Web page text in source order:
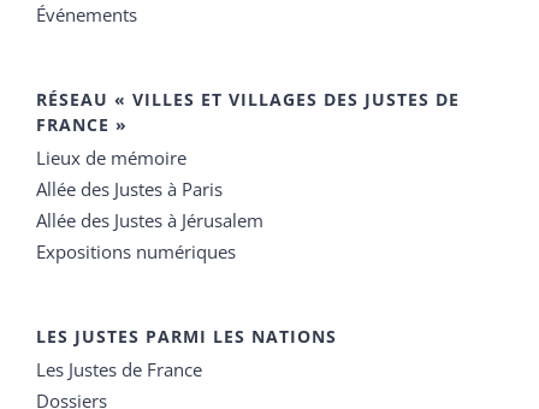
Événements
RÉSEAU « VILLES ET VILLAGES DES JUSTES DE
FRANCE »
Lieux de mémoire
Allée des Justes à Paris
Allée des Justes à Jérusalem
Expositions numériques
LES JUSTES PARMI LES NATIONS
Les Justes de France
Dossiers